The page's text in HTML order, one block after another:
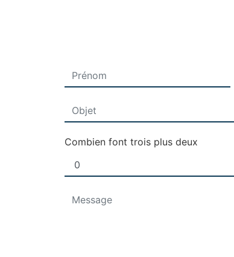
Combien font trois plus deux